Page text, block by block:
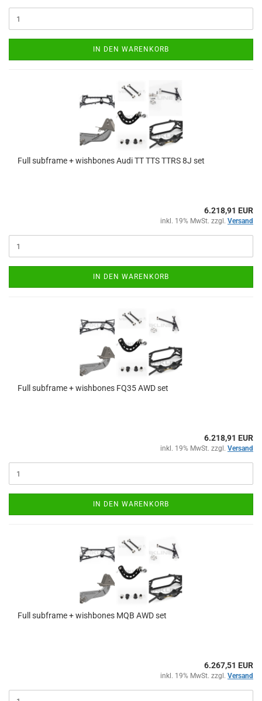
IN DEN WARENKORB
Full sub­frame + wish­bo­nes Audi TT TTS TTRS 8J set
6.218,91 EUR
inkl. 19% MwSt. zzgl. Versand
IN DEN WARENKORB
Full sub­frame + wish­bo­nes FQ35 AWD set
6.218,91 EUR
inkl. 19% MwSt. zzgl. Versand
IN DEN WARENKORB
Full sub­frame + wish­bo­nes MQB AWD set
6.267,51 EUR
inkl. 19% MwSt. zzgl. Versand